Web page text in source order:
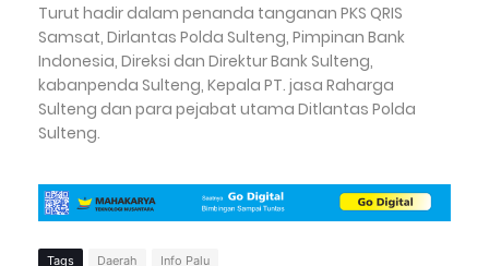
Turut hadir dalam penanda tanganan PKS QRIS
Samsat, Dirlantas Polda Sulteng, Pimpinan Bank
Indonesia, Direksi dan Direktur Bank Sulteng,
kabanpenda Sulteng, Kepala PT. jasa Raharga
Sulteng dan para pejabat utama Ditlantas Polda
Sulteng.
Tags Daerah Info Palu